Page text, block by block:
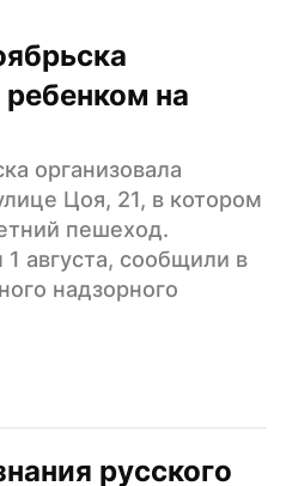
на
организовала
Цоя, 21, в котором
пешеход.
августа, сообщили в
надзорного
русского